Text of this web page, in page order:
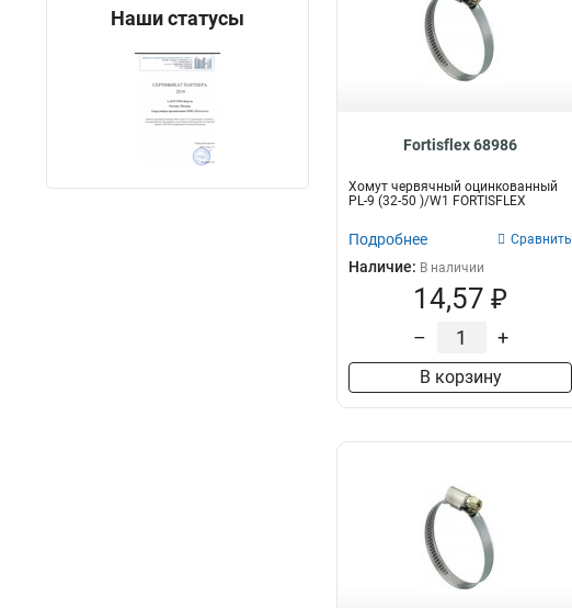
Наши статусы
Fortisflex 68986
Хомут червячный оцинкованный
PL-9 (32-50 )/W1 FORTISFLEX
Подробнее Сравнить
Наличие: В наличии
14,57 ₽
– +
В корзину